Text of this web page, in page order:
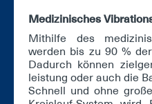
Me­di­zi­ni­sches
Mit­hil­fe des
wer­den bis zu 90 %
Da­durch kön­nen
leis­tung oder auch die
Schnell und oh­ne